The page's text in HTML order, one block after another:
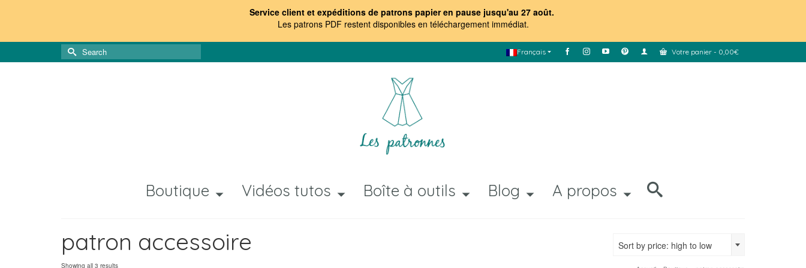
Service client et expéditions de patrons papier en pause jusqu'au 27 août.
Les patrons PDF restent disponibles en téléchargement immédiat.
Français Votre panier - 0,00€
Search
for:
Boutique Vidéos tutos Boîte à outils Blog A propos
patron accessoire
Showing all 3 resultsSorted
Sort by price: high to low